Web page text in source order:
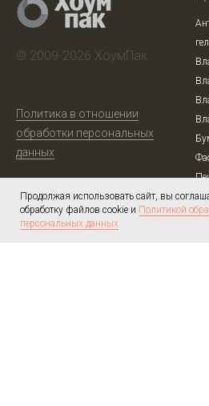
Продолжая использовать сайт, вы
обработку файлов cookie и Политикой
персональных данных
© 2009-2026 ХоумПак
Политика в отношении
обработки персональных
данных